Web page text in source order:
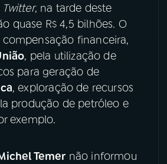
Twitter, na tarde deste
quase R$ 4,5 bilhões. O
financeira,
, pela utilização de
para geração de
, exploração de recursos
produção de petróleo e
exemplo.
Temernão informou